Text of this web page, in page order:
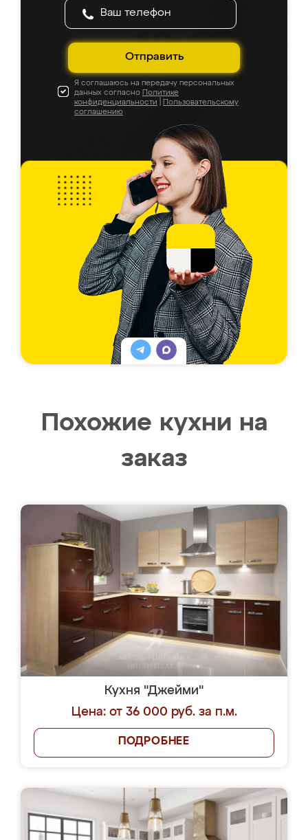
Отправить
Я соглашаюсь на передачу персональных
данных согласно Политике
конфиденциальности
Пользовательскому
соглашению
Похожие кухни на
заказ
Кухня "Джейми"
Цена: от 36 000 руб. за п.м.
ПОДРОБНЕЕ